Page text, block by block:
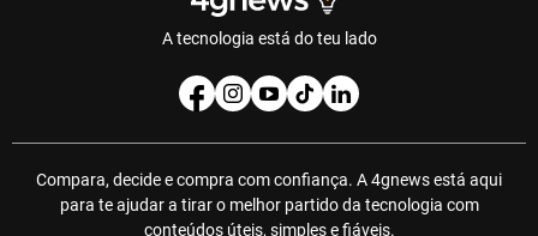
A tecnologia está do teu lado
Compara, decide e compra com confiança. A 4gnews está aqui
para te ajudar a tirar o melhor partido da tecnologia com
conteúdos úteis, simples e fiáveis.